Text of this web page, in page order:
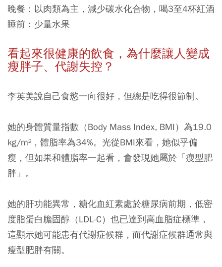
晚餐： 以肉類為主，減少碳水化合物，喝3至4杯紅酒
睡前： 少量水果
看起來很健康的飲食，為什麼讓人變成
瘦胖子、代謝失控？
李英美說自己食慾一向很好，但總是吃得很節制。
她的身體質量指數（Body Mass Index, BMI）為19.0
kg/m²，體脂率為34%。光從BMI來看，她似乎偏
瘦，但如果和體脂率一起看，會發現她屬於「瘦型肥
胖」。
她的肝功能異常，糖化血紅素處於糖尿病前期，低密
度脂蛋白膽固醇（LDL-C）也已達到高血脂症標準，
這顯示她可能患有代謝症候群，而代謝症候群通常與
瘦型肥胖有關。